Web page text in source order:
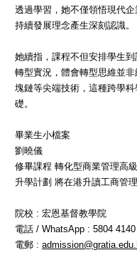
透過學習，她不僅領悟現代
持續發展理念產生深刻認識。
她續指，課程不但安排學生
轉型實況，體會轉型思維並
塊鏈等尖端技術，這種跨學
礎。
畢業生小檔案
劉曉儀
修畢課程 轉化型商業管理高
升學計劃 將在港升讀工商管
院校 : 宏恩基督教學院
電話 / WhatsApp : 5804 4140
電郵 :